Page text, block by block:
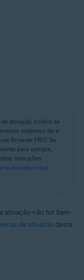
ativação, confira se
endereço de e-
Browser PRO. Se
para compra,
instruções
assinatura que
ativação não for bem-
de ativação deste